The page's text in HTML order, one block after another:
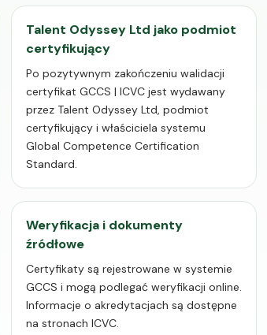
Talent Odyssey Ltd jako podmiot
certyfikujący
Po pozytywnym zakończeniu walidacji
certyfikat GCCS | ICVC jest wydawany
przez Talent Odyssey Ltd, podmiot
certyfikujący i właściciela systemu
Global Competence Certification
Standard.
Weryfikacja i dokumenty
źródłowe
Certyfikaty są rejestrowane w systemie
GCCS i mogą podlegać weryfikacji online.
Informacje o akredytacjach są dostępne
na stronach ICVC.